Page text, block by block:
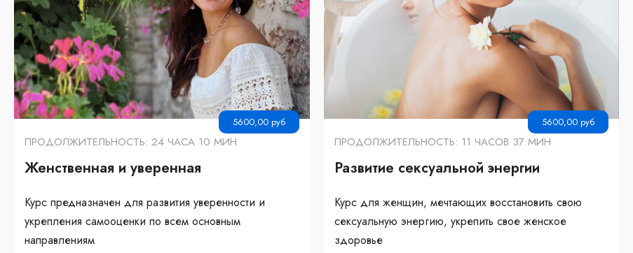
5600,00 руб
ПРОДОЛЖИТЕЛЬНОСТЬ: 24 ЧАСА 10 МИН
Женственная и уверенная
Курс предназначен для развития уверенности и
укрепления самооценки по всем основным
направлениям
5600,00 руб
ПРОДОЛЖИТЕЛЬНОСТЬ: 11 ЧАСОВ 37 МИН
Развитие сексуальной энергии
Курс для женщин, мечтающих восстановить свою
сексуальную энергию, укрепить свое женское
здоровье